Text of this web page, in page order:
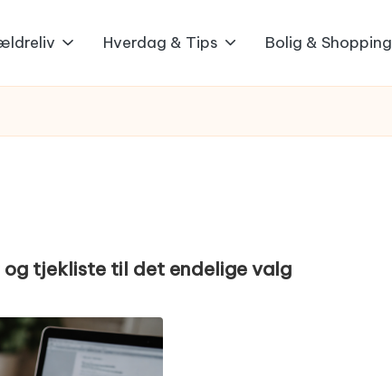
Hverdag & Tips Bolig & Shopping
og tjekliste til det endelige valg